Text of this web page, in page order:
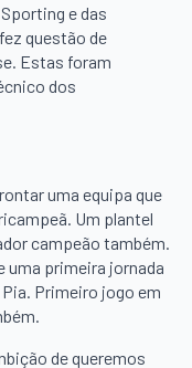
e das
questão de
Estas foram
dos
uma equipa que
Um plantel
campeão também.
uma primeira jornada
Primeiro jogo em
de queremos